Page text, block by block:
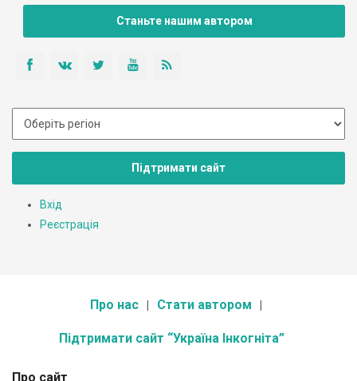
Станьте нашим автором
Підтримати сайт
Вхід
Реєстрація
Про нас Стати автором
Підтримати сайт “Україна Інкогніта”
Про сайт